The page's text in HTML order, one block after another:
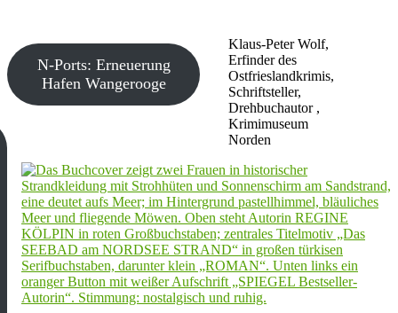
Klaus-Peter Wolf,
Erfinder des
Ostfrieslandkrimis,
Schriftsteller,
Drehbuchautor ,
Krimimuseum
Norden
N-Ports: Erneuerung
Hafen Wangerooge